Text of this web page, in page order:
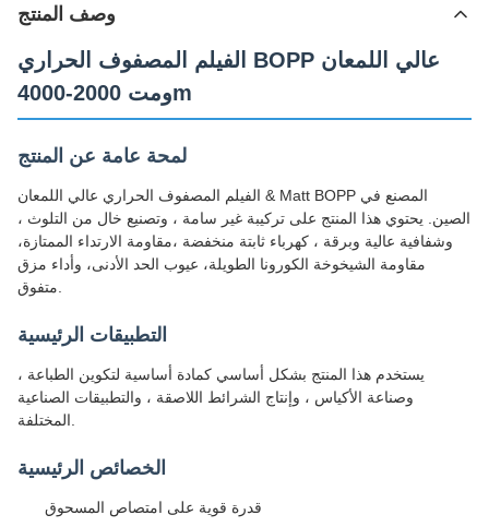
وصف المنتج
الفيلم المصفوف الحراري BOPP عالي اللمعان
ومت 2000-4000m
لمحة عامة عن المنتج
الفيلم المصفوف الحراري عالي اللمعان & Matt BOPP المصنع في
الصين. يحتوي هذا المنتج على تركيبة غير سامة ، وتصنيع خال من التلوث ،
وشفافية عالية وبرقة ، كهرباء ثابتة منخفضة ،مقاومة الارتداء الممتازة،
مقاومة الشيخوخة الكورونا الطويلة، عيوب الحد الأدنى، وأداء مزق
التطبيقات الرئيسية
يستخدم هذا المنتج بشكل أساسي كمادة أساسية لتكوين الطباعة ،
وصناعة الأكياس ، وإنتاج الشرائط اللاصقة ، والتطبيقات الصناعية
الخصائص الرئيسية
قدرة قوية على امتصاص المسحوق